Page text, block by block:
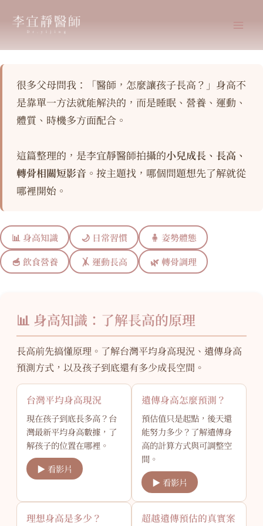
要
內
很多父母問我：「醫師，怎麼讓孩子長高？」身高不
是靠單一方法就能解決的，而是睡眠、營養、運動、
體質、時機多方面配合。
這篇整理的，是李宜靜醫師拍攝的小兒成長、長高、
轉骨相關短影音 。按主題找，哪個問題想先了解就從
哪裡開始。
📊 身高知識 🌙 日常習慣
🧍 姿勢體態
🥣 飲食營養
🤸 運動長高 🌿 轉骨調理
📊 身高知識：了解長高的原理
長高前先搞懂原理。了解台灣平均身高現況、遺傳身高
預測方式，以及孩子到底還有多少成長空間。
台灣平均身高現況
現在孩子到底長多高？台
灣最新平均身高數據，了
解孩子的位置在哪裡。
▶ 看影片
遺傳身高怎麼預測？
預估值只是起點，後天還
能努力多少？了解遺傳身
高的計算方式與可調整空
間。
▶ 看影片
理想身高是多少？
超越遺傳預估的真實案